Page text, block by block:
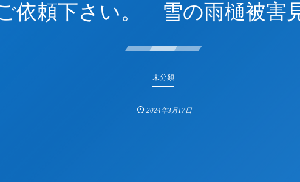
依頼下さい。 雪の雨樋被害
未分類
2024年3月17日